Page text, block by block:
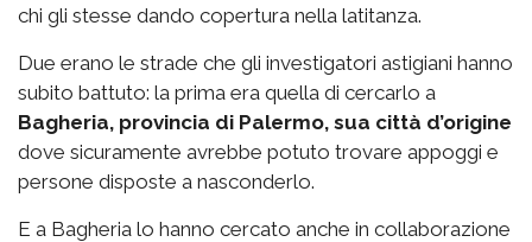
chi gli stesse dando copertura nella latitanza.
Due erano le strade che gli investigatori astigiani hanno
subito battuto: la prima era quella di cercarlo a
Bagheria, provincia di Palermo, sua città d’origine
dove sicuramente avrebbe potuto trovare appoggi e
persone disposte a nasconderlo.
E a Bagheria lo hanno cercato anche in collaborazione